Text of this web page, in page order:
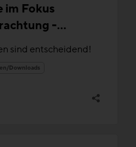
im Fokus
-
W
sind entscheidend!
Downloads